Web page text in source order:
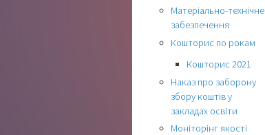
Матеріально-технічне
забезпечення
Кошторис по рокам
Кошторис 2021
Наказ про заборону
збору коштів у
закладах освіти
Моніторінг якості